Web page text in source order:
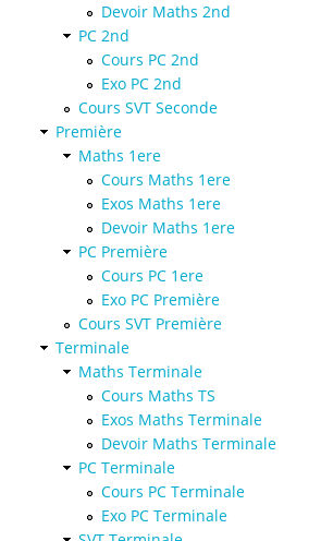
Devoir Maths 2nd
PC 2nd
Cours PC 2nd
Exo PC 2nd
Cours SVT Seconde
Première
Maths 1ere
Cours Maths 1ere
Exos Maths 1ere
Devoir Maths 1ere
PC Première
Cours PC 1ere
Exo PC Première
Cours SVT Première
Terminale
Maths Terminale
Cours Maths TS
Exos Maths Terminale
Devoir Maths Terminale
PC Terminale
Cours PC Terminale
Exo PC Terminale